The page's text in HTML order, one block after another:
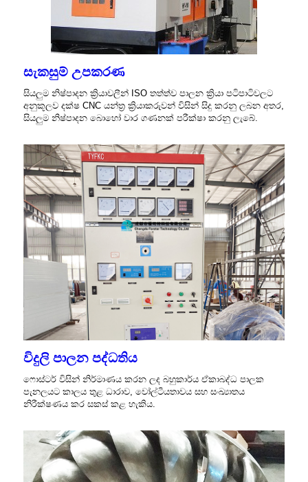
සැකසුම් උපකරණ
සියලුම නිෂ්පාදන ක්‍රියාවලීන් ISO තත්ත්ව පාලන ක්‍රියා පටිපාටිවලට
අනුකූලව දක්ෂ CNC යන්ත්‍ර ක්‍රියාකරුවන් විසින් සිදු කරනු ලබන අතර,
සියලුම නිෂ්පාදන බොහෝ වාර ගණනක් පරීක්ෂා කරනු ලැබේ.
විදුලි පාලන පද්ධතිය
ෆොස්ටර් විසින් නිර්මාණය කරන ලද බහුකාර්ය ඒකාබද්ධ පාලක
පැනලයට කාලය තුළ ධාරාව, ​​වෝල්ටීයතාවය සහ සංඛ්‍යාතය
නිරීක්ෂණය කර සකස් කළ හැකිය.